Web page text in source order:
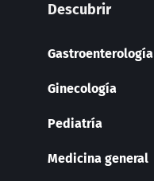
Descubrir
Gastroenterología
Ginecología
Pediatría
Medicina general